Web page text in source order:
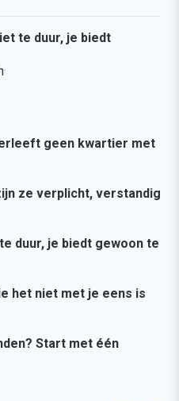
te duur, je biedt
·
geen kwartier met
ze verplicht, verstandig
duur, je biedt gewoon te
het niet met je eens is
Start met één